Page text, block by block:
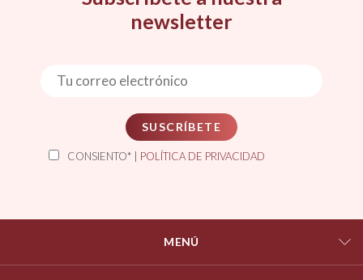
newsletter
SUSCRÍBETE
CONSIENTO* | POLÍTICA DE PRIVACIDAD
MENÚ